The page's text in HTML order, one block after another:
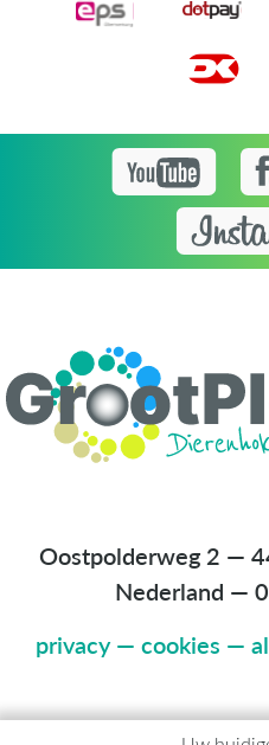
Oostpolderweg 2 —
Nederland —
privacy— cookies —